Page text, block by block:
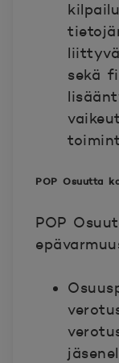
sekä
POP Osuutta
POP